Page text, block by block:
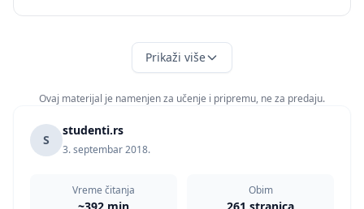
Prikaži više
Ovaj materijal je namenjen za učenje i pripremu, ne za predaju.
S
studenti.rs
3. septembar 2018.
Vreme čitanja Obim